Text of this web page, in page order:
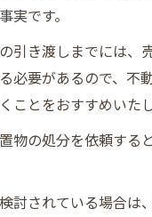
実です。
引き渡しまでには、
必要があるので、不
ことをおすすめいたし
物の処分を依頼する
討されている場合は